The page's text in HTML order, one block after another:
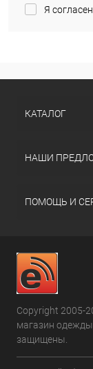
Я
КАТАЛОГ
НАШИ
ПОМОЩЬ И
Copyright 2005-
магазин
защищены.